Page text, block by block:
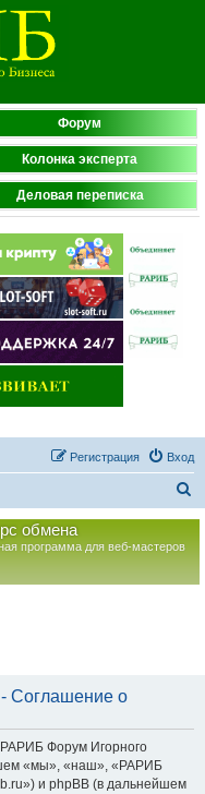
Форум
Колонка эксперта
Деловая переписка
Вход
Регистрация
обмена
программа для веб-мастеров
Соглашение о
Форум Игорного
«мы», «наш», «РАРИБ
и phpBB (в дальнейшем